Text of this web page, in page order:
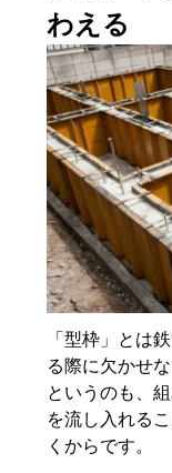
わえる
「型枠」とは
る際に欠かせ
というのも、
を流し入れる
くからです。